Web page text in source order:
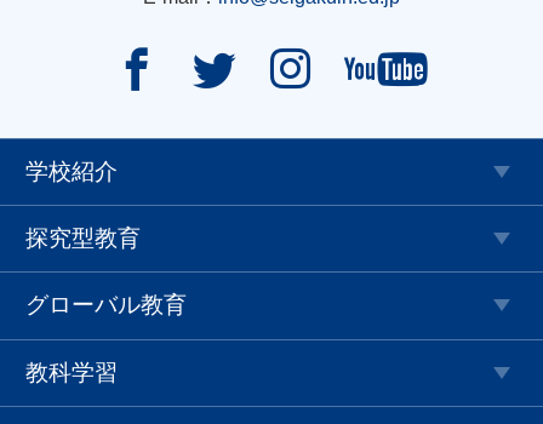
   
学校紹介
探究型教育
グローバル教育
教科学習